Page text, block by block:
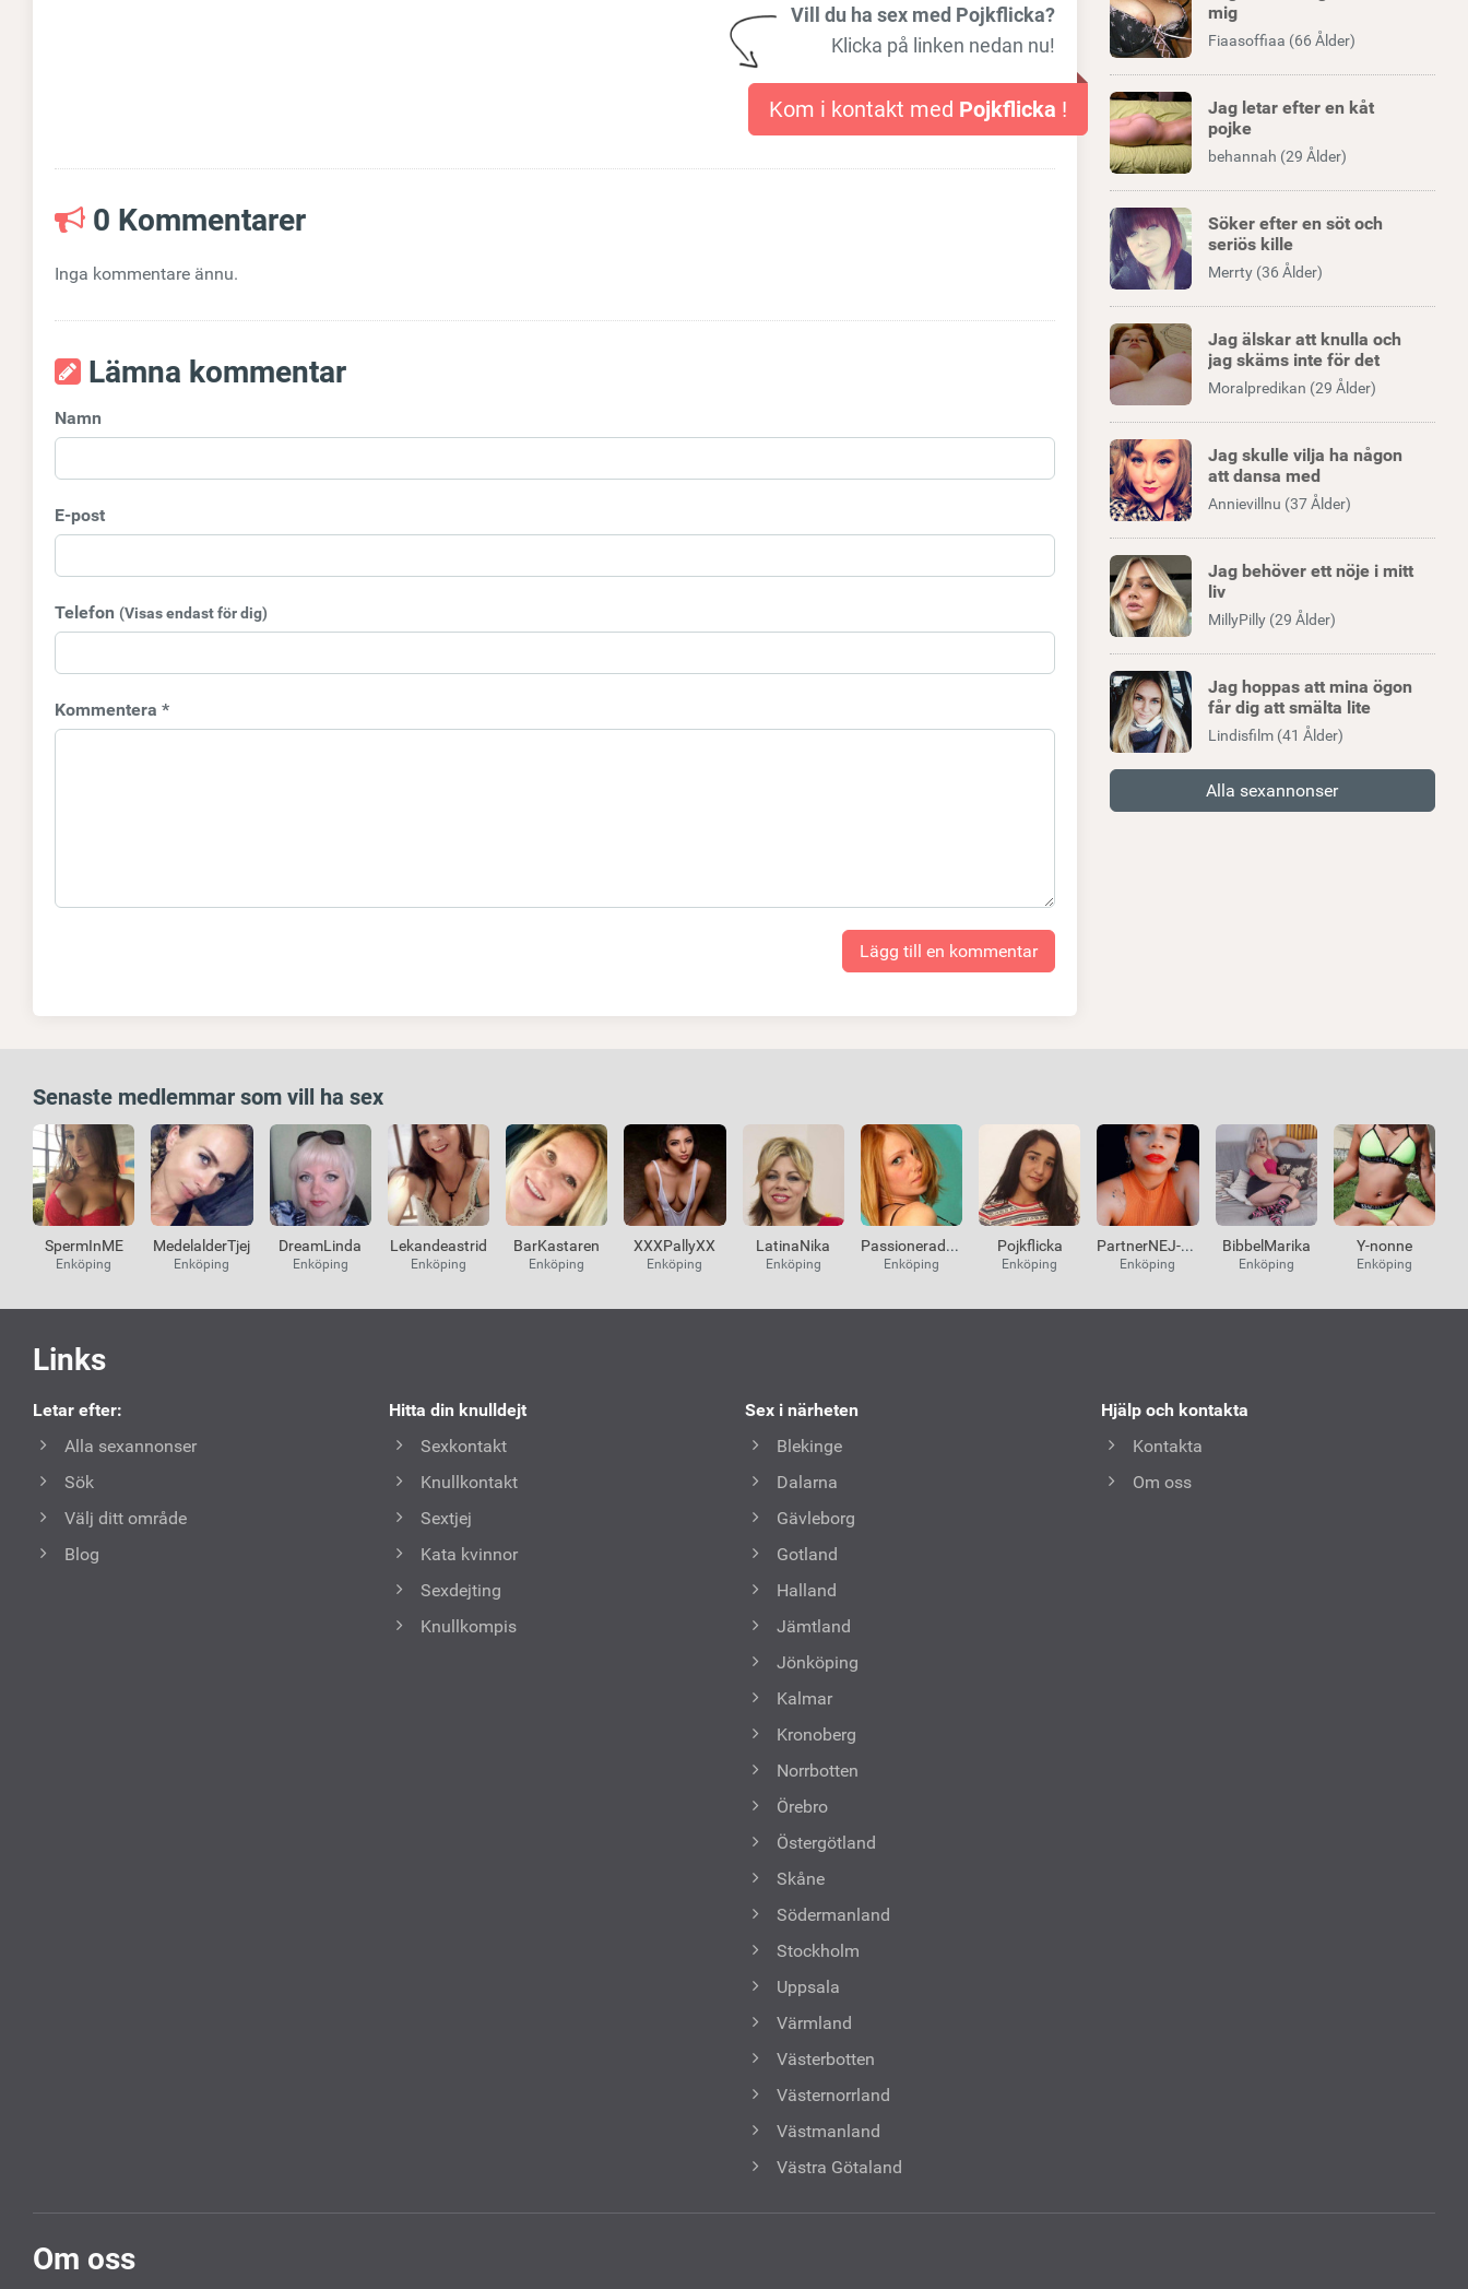
Vill du ha sex med Pojkflicka?
Klicka på linken nedan nu!
Kom i kontakt med Pojkflicka !
0 Kommentarer
Inga kommentare ännu.
Lämna kommentar
Namn
E-post
Telefon (Visas endast för dig)
Kommentera *
Lägg till en kommentar
mig
Fiaasoffiaa (66 Ålder)
Jag letar efter en kåt
pojke
behannah (29 Ålder)
Söker efter en söt och
seriös kille
Merrty (36 Ålder)
Jag älskar att knulla och
jag skäms inte för det
Moralpredikan (29 Ålder)
Jag skulle vilja ha någon
att dansa med
Annievillnu (37 Ålder)
Jag behöver ett nöje i mitt
liv
MillyPilly (29 Ålder)
Jag hoppas att mina ögon
får dig att smälta lite
Lindisfilm (41 Ålder)
Alla sexannonser
Senaste medlemmar som vill ha sex
SpermInME
Enköping
MedelalderTjej
Enköping
DreamLinda
Enköping
Lekandeastrid
Enköping
BarKastaren
Enköping
XXXPallyXX
Enköping
LatinaNika
Enköping
PassioneradSex
Enköping
Pojkflicka
Enköping
PartnerNEJ-KKJA
Enköping
BibbelMarika
Enköping
Y-nonne
Enköping
Användbara
länkar
Links
Letar efter:
Alla sexannonser
Sök
Välj ditt område
Blog
Hitta din knulldejt
Sexkontakt
Knullkontakt
Sextjej
Kata kvinnor
Sexdejting
Knullkompis
Sex i närheten
Blekinge
Dalarna
Gävleborg
Gotland
Halland
Jämtland
Jönköping
Kalmar
Kronoberg
Norrbotten
Örebro
Östergötland
Skåne
Södermanland
Stockholm
Uppsala
Värmland
Västerbotten
Västernorrland
Västmanland
Västra Götaland
Hjälp och kontakta
Kontakta
Om oss
Om oss